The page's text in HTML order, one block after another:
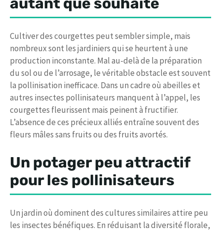
autant que souhaité
Cultiver des courgettes peut sembler simple, mais
nombreux sont les jardiniers qui se heurtent à une
production inconstante. Mal au-delà de la préparation
du sol ou de l’arrosage, le véritable obstacle est souvent
la pollinisation inefficace. Dans un cadre où abeilles et
autres insectes pollinisateurs manquent à l’appel, les
courgettes fleurissent mais peinent à fructifier.
L’absence de ces précieux alliés entraîne souvent des
fleurs mâles sans fruits ou des fruits avortés.
Un potager peu attractif
pour les pollinisateurs
Un jardin où dominent des cultures similaires attire peu
les insectes bénéfiques. En réduisant la diversité florale,